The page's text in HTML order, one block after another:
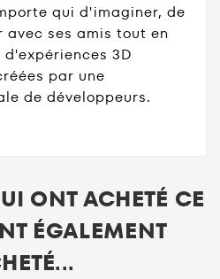
qui d'imaginer, de
ses amis tout en
3D
par une
de développeurs.
ONT ACHETÉ CE
ÉGALEMENT